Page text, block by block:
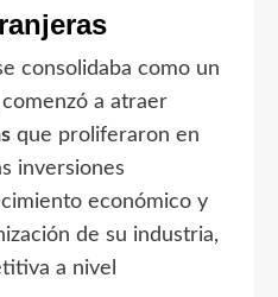
consolidaba como un
a atraer
que proliferaron en
inversiones
económico y
de su industria,
a nivel